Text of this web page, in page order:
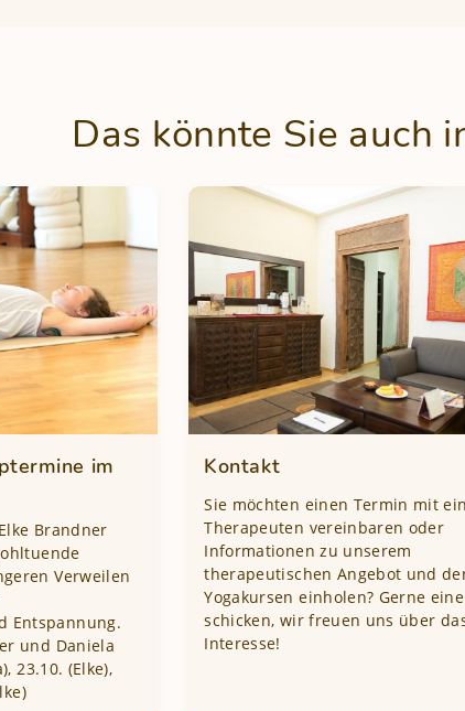
Das könnte Sie auch
im
Brandner
Verweilen
Entspannung.
und Daniela
23.10. (Elke),
Kontakt
Sie möchten einen Termin mit
Therapeuten vereinbaren oder
Informationen zu unserem
therapeutischen Angebot und
Yogakursen einholen? Gerne
schicken, wir freuen uns über
Interesse!